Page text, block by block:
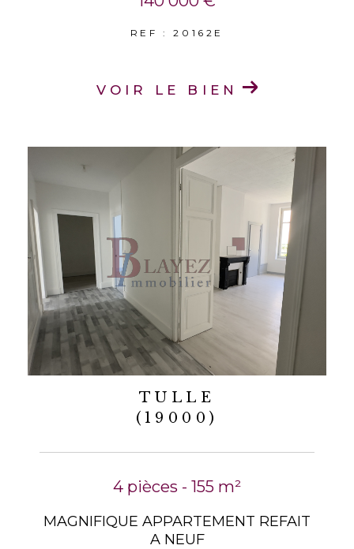
REF : 20162E
VOIR LE BIEN
TULLE
(19000)
4 pièces - 155 m²
MAGNIFIQUE APPARTEMENT REFAIT
A NEUF